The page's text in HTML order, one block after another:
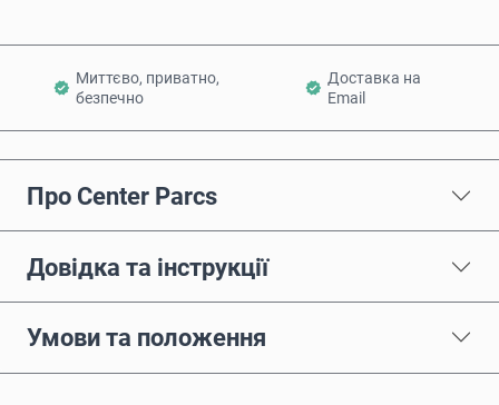
Миттєво, приватно,
безпечно
Доставка на
Email
Про Center Parcs
Довідка та інструкції
Умови та положення